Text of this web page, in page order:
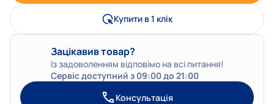
Купити в 1 клік
Зацікавив товар?
Із задоволенням відповімо на всі питання!
Сервіс доступний з 09:00 до 21:00
Консультація